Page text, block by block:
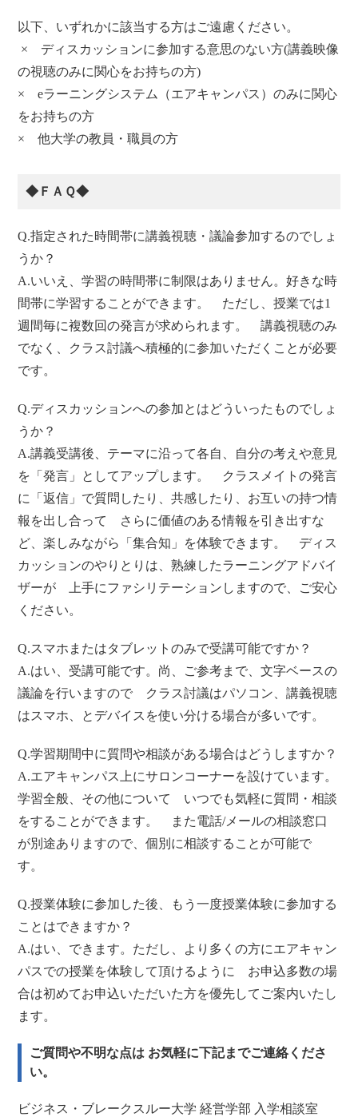
以下、いずれかに該当する方はご遠慮ください。
× ディスカッションに参加する意思のない方(講義映像
の視聴のみに関心をお持ちの方)
× eラーニングシステム（エアキャンパス）のみに関心
をお持ちの方
× 他大学の教員・職員の方
◆ＦＡＱ◆
Q.指定された時間帯に講義視聴・議論参加するのでしょ
うか？
A.いいえ、学習の時間帯に制限はありません。好きな時
間帯に学習することができます。 ただし、授業では1
週間毎に複数回の発言が求められます。 講義視聴のみ
でなく、クラス討議へ積極的に参加いただくことが必要
です。
Q.ディスカッションへの参加とはどういったものでしょ
うか？
A.講義受講後、テーマに沿って各自、自分の考えや意見
を「発言」としてアップします。 クラスメイトの発言
に「返信」で質問したり、共感したり、お互いの持つ情
報を出し合って さらに価値のある情報を引き出すな
ど、楽しみながら「集合知」を体験できます。 ディス
カッションのやりとりは、熟練したラーニングアドバイ
ザーが 上手にファシリテーションしますので、ご安心
ください。
Q.スマホまたはタブレットのみで受講可能ですか？
A.はい、受講可能です。尚、ご参考まで、文字ベースの
議論を行いますので クラス討議はパソコン、講義視聴
はスマホ、とデバイスを使い分ける場合が多いです。
Q.学習期間中に質問や相談がある場合はどうしますか？
A.エアキャンパス上にサロンコーナーを設けています。
学習全般、その他について いつでも気軽に質問・相談
をすることができます。 また電話/メールの相談窓口
が別途ありますので、個別に相談することが可能で
す。
Q.授業体験に参加した後、もう一度授業体験に参加する
ことはできますか？
A.はい、できます。ただし、より多くの方にエアキャン
パスでの授業を体験して頂けるように お申込多数の場
合は初めてお申込いただいた方を優先してご案内いたし
ます。
ご質問や不明な点は お気軽に下記までご連絡くださ
い。
ビジネス・ブレークスルー大学 経営学部 入学相談室